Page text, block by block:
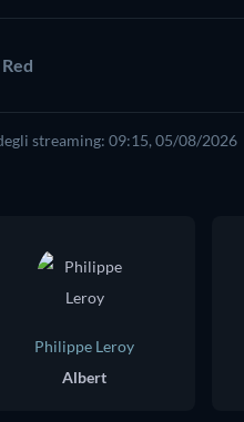
streaming: 09:15, 05/08/2026
Philippe Leroy
Albert